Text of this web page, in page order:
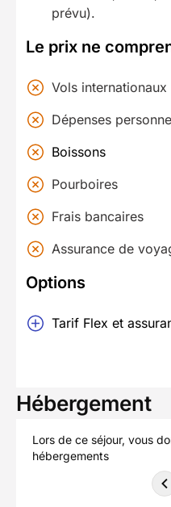
prévu).
Le prix ne
Vols internationaux
Dépenses
Boissons
Pourboires
Frais bancaires
Assurance de
Options
Tarif Flex et
Hébergement
Lors de ce séjour, vous
hébergements